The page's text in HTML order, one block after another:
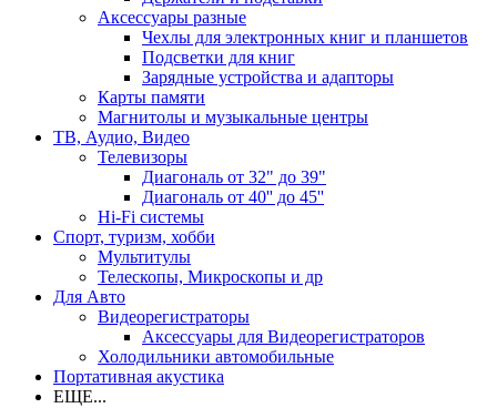
Аксессуары разные
Чехлы для электронных книг и планшетов
Подсветки для книг
Зарядные устройства и адапторы
Карты памяти
Магнитолы и музыкальные центры
ТВ, Аудио, Видео
Телевизоры
Диагональ от 32" до 39"
Диагональ от 40'' до 45''
Hi-Fi системы
Спорт, туризм, хобби
Мультитулы
Телескопы, Микроскопы и др
Для Авто
Видеорегистраторы
Аксессуары для Видеорегистраторов
Холодильники автомобильные
Портативная акустика
ЕЩЕ...